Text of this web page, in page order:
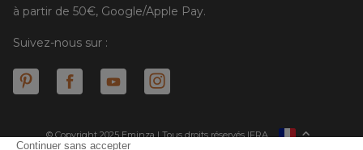
à partir de 50€, Google/Apple Pay.
Suivez-nous sur :
© Copyright 2025 Eminza | Tous droits réservés |
ESPAÑAFRA